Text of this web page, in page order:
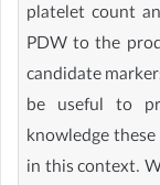
platelet count
PDW to the
candidate
be useful to
knowledge
in this context.